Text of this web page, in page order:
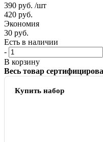
390 руб. /шт
420 руб.
Экономия
30 руб.
Есть в наличии
-
В корзину
Весь товар
Купить набор